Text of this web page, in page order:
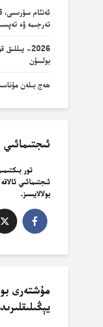
تەرجىمە ۋە
2026-
بولسۇن
ھەج بىلەن
ئىجتىمائىي
تور
ئىجتىمائىي
بولالايسىز.
مۇشتەرى